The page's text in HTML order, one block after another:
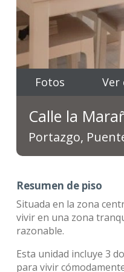
Fotos Ver
Calle la
Portazgo,
Resumen de piso
Situada en la zona
vivir en una zona
razonable.
Esta unidad incluye 3
para vivir